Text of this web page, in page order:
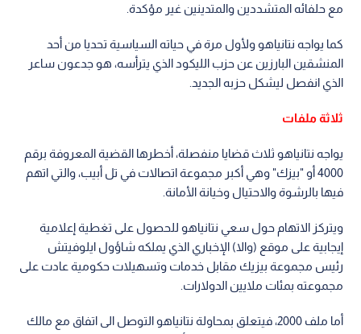
مع حلفائه المتشددين والمتدينين غير مؤكدة.
كما يواجه نتانياهو ولأول مرة في حياته السياسية تحديا من أحد
المنشقين البارزين عن حزب الليكود الذي يترأسه، هو جدعون ساعر
الذي انفصل ليشكل حزبه الجديد.
ثلاثة ملفات
يواجه نتانياهو ثلاث قضايا منفصلة، أخطرها القضية المعروفة برقم
4000 أو "بيزك" وهي أكبر مجموعة اتصالات في تل أبيب، والتي اتهم
فيها بالرشوة والاحتيال وخيانة الأمانة.
ويتركز الاتهام حول سعي نتانياهو للحصول على تغطية إعلامية
إيجابية على موقع (والا) الإخباري الذي يملكه شاؤول ايلوفيتش
رئيس مجموعة بيزيك مقابل خدمات وتسهيلات حكومية عادت على
مجموعته بمئات ملايين الدولارات.
أما ملف 2000، فيتعلق بمحاولة نتانياهو التوصل الى اتفاق مع مالك